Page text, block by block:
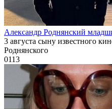
Александр Роднянский
3 августа сыну известного
Роднянского
0113